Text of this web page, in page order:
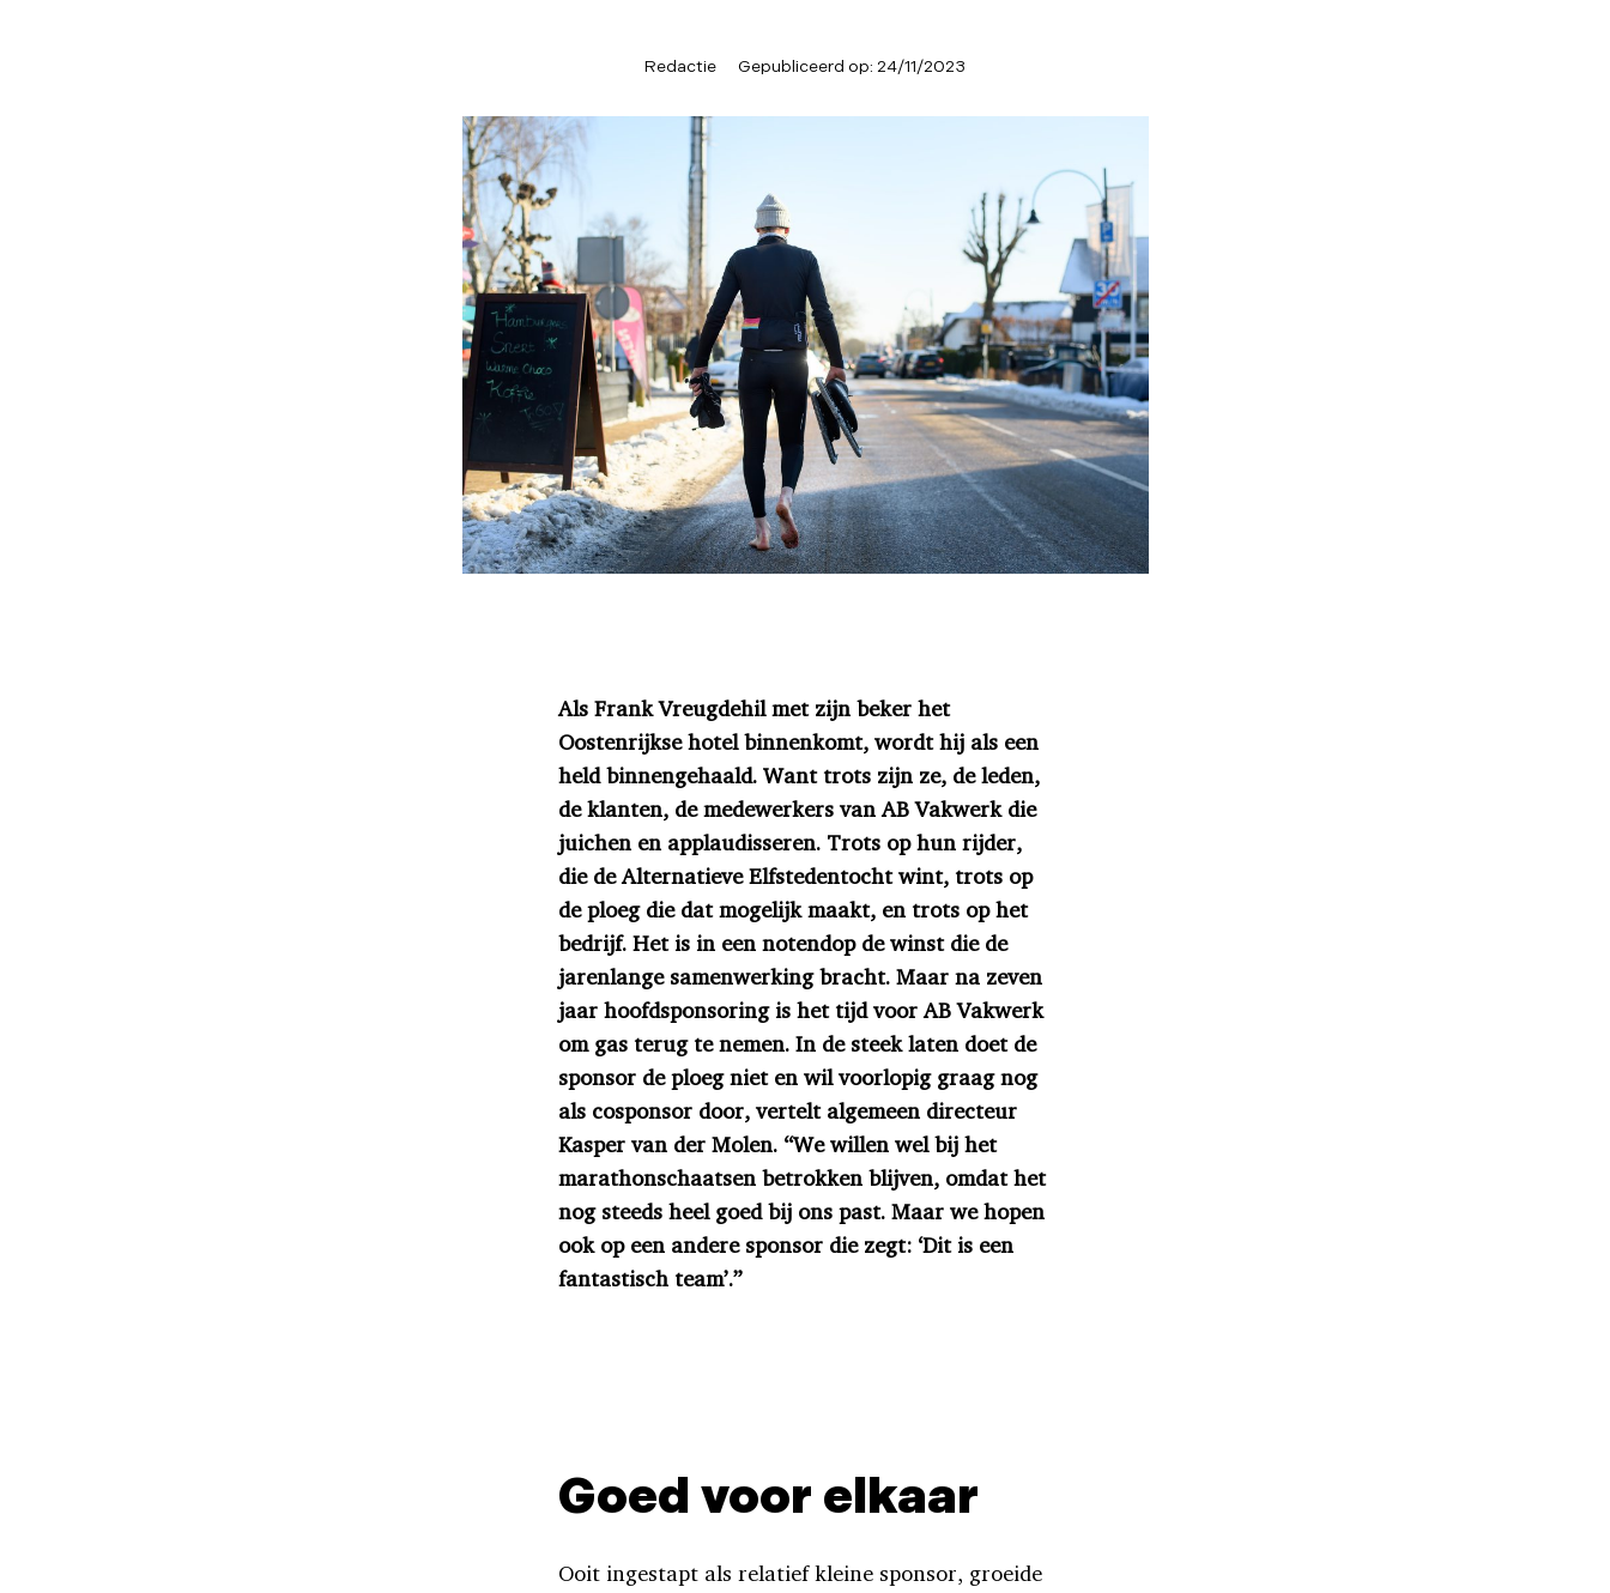
Redactie Gepubliceerd op: 24/11/2023
Als Frank Vreugdehil met zijn beker het
Oostenrijkse hotel binnenkomt, wordt hij als een
held binnengehaald. Want trots zijn ze, de leden,
de klanten, de medewerkers van AB Vakwerk die
juichen en applaudisseren. Trots op hun rijder,
die de Alternatieve Elfstedentocht wint, trots op
de ploeg die dat mogelijk maakt, en trots op het
bedrijf. Het is in een notendop de winst die de
jarenlange samenwerking bracht. Maar na zeven
jaar hoofdsponsoring is het tijd voor AB Vakwerk
om gas terug te nemen. In de steek laten doet de
sponsor de ploeg niet en wil voorlopig graag nog
als cosponsor door, vertelt algemeen directeur
Kasper van der Molen. “We willen wel bij het
marathonschaatsen betrokken blijven, omdat het
nog steeds heel goed bij ons past. Maar we hopen
ook op een andere sponsor die zegt: ‘Dit is een
fantastisch team’.”
Goed voor elkaar
Ooit ingestapt als relatief kleine sponsor, groeide